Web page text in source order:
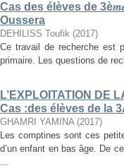
Cas des élèves de
Oussera
DEHILISS Toufik (2017)
Ce travail de recherche est
primaire. Les questions de
L’EXPLOITATION DE
Cas :des élèves de la
GHAMRI YAMINA (2017)
Les comptines sont ces
d’un enfant en bas âge. De
...